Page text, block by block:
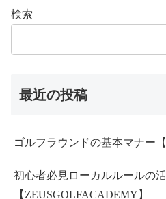
検索
最近の投稿
ゴルフラウンドの基本マナー
初心者必見ローカルルールの
【ZEUSGOLFACADEMY】